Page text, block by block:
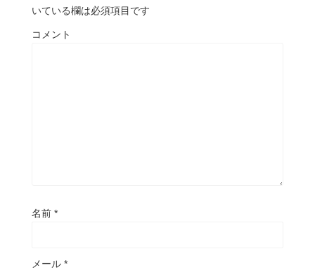
いている欄は必須項目です
コメント
名前 *
メール *